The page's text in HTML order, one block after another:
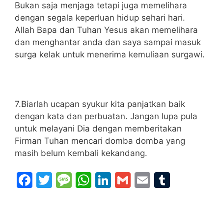
Bukan saja menjaga tetapi juga memelihara
dengan segala keperluan hidup sehari hari.
Allah Bapa dan Tuhan Yesus akan memelihara
dan menghantar anda dan saya sampai masuk
surga kelak untuk menerima kemuliaan surgawi.
7.Biarlah ucapan syukur kita panjatkan baik
dengan kata dan perbuatan. Jangan lupa pula
untuk melayani Dia dengan memberitakan
Firman Tuhan mencari domba domba yang
masih belum kembali kekandang.
F
T
M W Li G
E